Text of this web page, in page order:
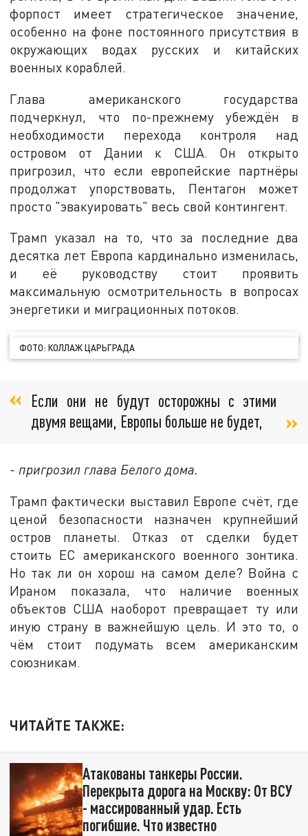
форпост имеет стратегическое значение,
особенно на фоне постоянного присутствия в
окружающих водах русских и китайских
военных кораблей.
Глава американского государства
подчеркнул, что по-прежнему убеждён в
необходимости перехода контроля над
островом от Дании к США. Он открыто
пригрозил, что если европейские партнёры
продолжат упорствовать, Пентагон может
просто "эвакуировать" весь свой контингент.
Трамп указал на то, что за последние два
десятка лет Европа кардинально изменилась,
и её руководству стоит проявить
максимальную осмотрительность в вопросах
энергетики и миграционных потоков.
ФОТО: КОЛЛАЖ ЦАРЬГРАДА
Если они не будут осторожны с этими
двумя вещами, Европы больше не будет,
- пригрозил глава Белого дома.
Трамп фактически выставил Европе счёт, где
ценой безопасности назначен крупнейший
остров планеты. Отказ от сделки будет
стоить ЕС американского военного зонтика.
Но так ли он хорош на самом деле? Война с
Ираном показала, что наличие военных
объектов США наоборот превращает ту или
иную страну в важнейшую цель. И это то, о
чём стоит подумать всем американским
союзникам.
ЧИТАЙТЕ ТАКЖЕ:
Атакованы танкеры России.
Перекрыта дорога на Москву: От ВСУ
- массированный удар. Есть
погибшие. Что известно